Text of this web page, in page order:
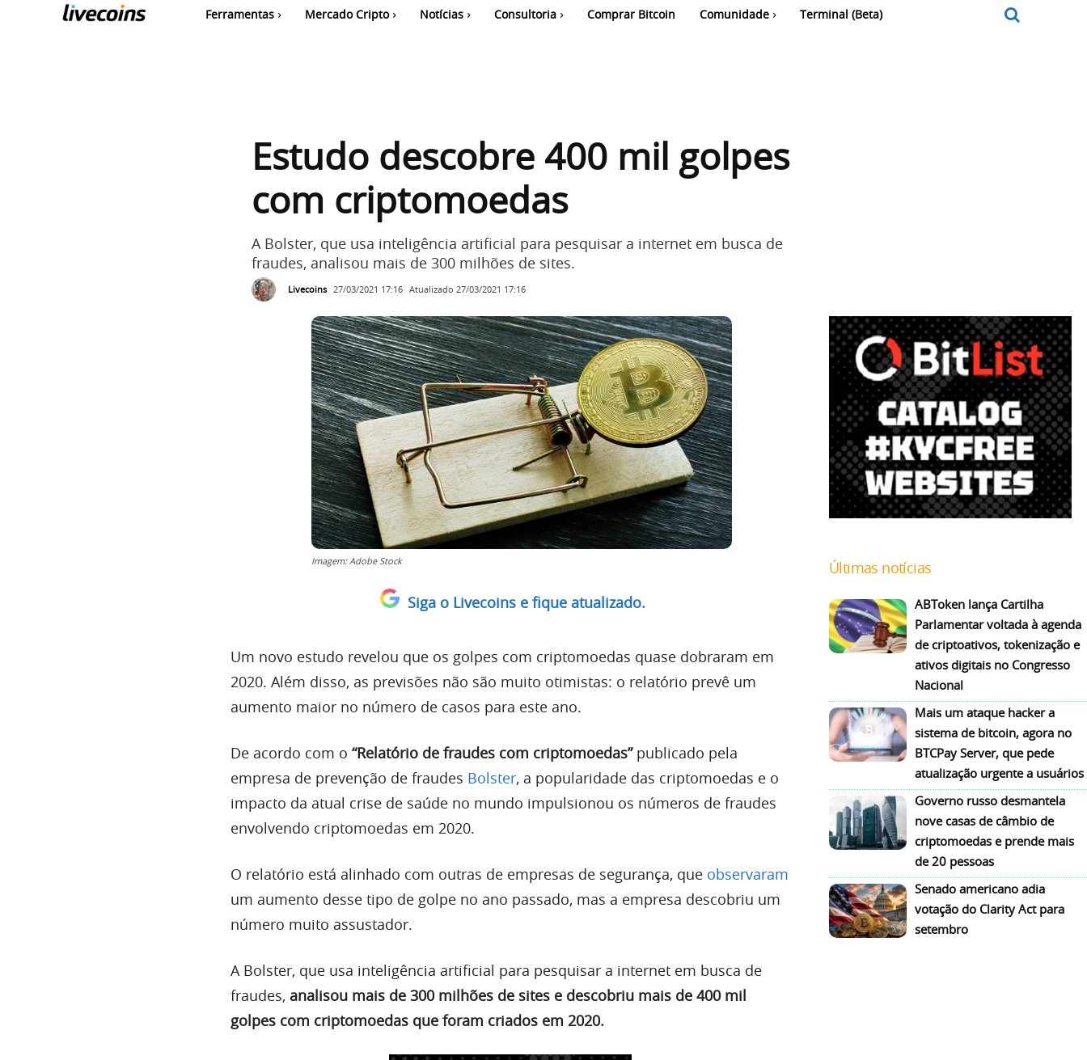
Ferramentas Mercado Cripto Notícias Consultoria Comprar Bitcoin Comunidade Terminal (Beta)
Estudo descobre 400 mil golpes
com criptomoedas
A Bolster, que usa inteligência artificial para pesquisar a internet em busca de
fraudes, analisou mais de 300 milhões de sites.
Livecoins 27/03/2021 17:16 Atualizado 27/03/2021 17:16
Imagem: Adobe Stock
Siga o Livecoins e fique atualizado.
Um novo estudo revelou que os golpes com criptomoedas quase dobraram em
2020. Além disso, as previsões não são muito otimistas: o relatório prevê um
aumento maior no número de casos para este ano.
De acordo com o “Relatório de fraudes com criptomoedas”publicado pela
empresa de prevenção de fraudes Bolster, a popularidade das criptomoedas e o
impacto da atual crise de saúde no mundo impulsionou os números de fraudes
envolvendo criptomoedas em 2020.
O relatório está alinhado com outras de empresas de segurança, que observaram
um aumento desse tipo de golpe no ano passado, mas a empresa descobriu um
número muito assustador.
A Bolster, que usa inteligência artificial para pesquisar a internet em busca de
fraudes, analisou mais de 300 milhões de sites e descobriu mais de 400 mil
golpes com criptomoedas que foram criados em 2020.
Últimas notícias
ABToken lança Cartilha
Parlamentar voltada à agenda
de criptoativos, tokenização e
ativos digitais no Congresso
Nacional
Mais um ataque hacker a
sistema de bitcoin, agora no
BTCPay Server, que pede
atualização urgente a usuários
Governo russo desmantela
nove casas de câmbio de
criptomoedas e prende mais
de 20 pessoas
Senado americano adia
votação do Clarity Act para
setembro